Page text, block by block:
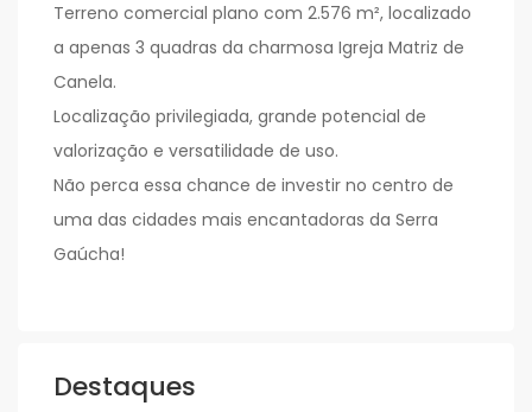
Terreno comercial plano com 2.576 m², localizado
a apenas 3 quadras da charmosa Igreja Matriz de
Canela.
Localização privilegiada, grande potencial de
valorização e versatilidade de uso.
Não perca essa chance de investir no centro de
uma das cidades mais encantadoras da Serra
Gaúcha!
Destaques